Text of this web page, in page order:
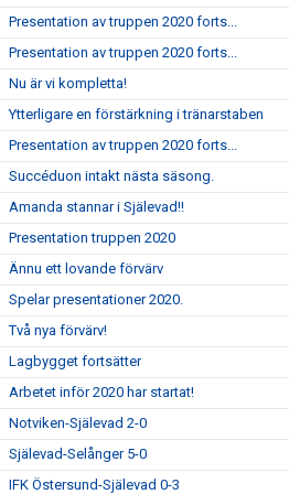
Presentation av truppen 2020 forts...
Presentation av truppen 2020 forts...
Nu är vi kompletta!
Ytterligare en förstärkning i tränarstaben
Presentation av truppen 2020 forts...
Succéduon intakt nästa säsong.
Amanda stannar i Själevad!!
Presentation truppen 2020
Ännu ett lovande förvärv
Spelar presentationer 2020.
Två nya förvärv!
Lagbygget fortsätter
Arbetet inför 2020 har startat!
Notviken-Själevad 2-0
Själevad-Selånger 5-0
IFK Östersund-Själevad 0-3